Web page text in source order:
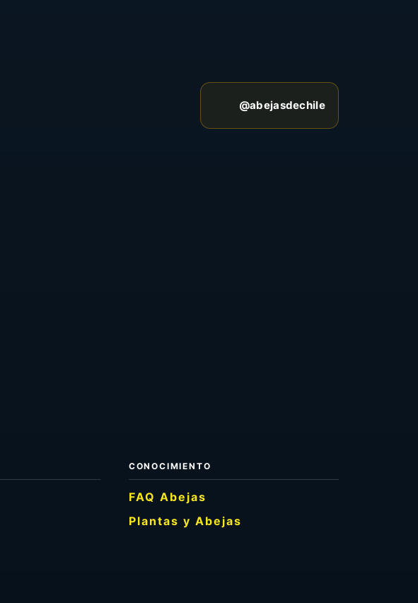
@abejasdechile
CONOCIMIENTO
FAQ Abejas
Plantas y Abejas